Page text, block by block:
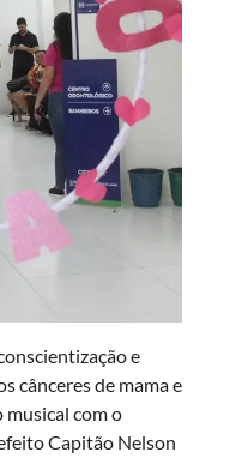
e
cânceres de mama e
musical com o
Capitão Nelson